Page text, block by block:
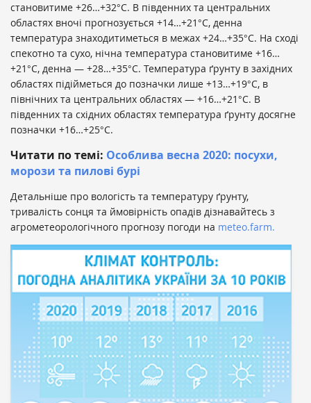
становитиме +26…+32°С. В південних та центральних
областях вночі прогнозується +14…+21°С, денна
температура знаходитиметься в межах +24…+35°С. На сході
спекотно та сухо, нічна температура становитиме +16…
+21°С, денна — +28…+35°С. Температура ґрунту в західних
областях підійметься до позначки лише +13…+19°С, в
північних та центральних областях — +16…+21°С. В
південних та східних областях температура ґрунту досягне
позначки +16…+25°С.
Читати по темі: Особлива весна 2020: посухи,
морози та пилові бурі
Детальніше про вологість та температуру ґрунту,
тривалість сонця та ймовірність опадів дізнавайтесь з
агрометеорологічного прогнозу погоди на meteo.farm.